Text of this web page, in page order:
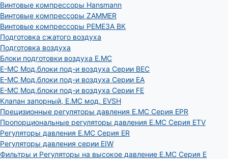
Винтовые компрессоры Hansmann
Винтовые компрессоры ZAMMER
Винтовые компрессоры РЕМЕЗА ВК
Подготовка сжатого воздуха
Подготовка воздуха
Блоки подготовки воздуха E.MC
E-MC Мод.блоки под-и воздуха Серии BEC
E-MC Мод.блоки под-и воздуха Серии EA
E-MC Мод.блоки под-и воздуха Серии FE
Клапан запорный, E.MC мод. EVSH
Прецизионные регуляторы давления E.MC Серия EPR
Пропорциональные регуляторы давления E.MC Серия ETV
Регуляторы давления E.MC Серия ER
Регуляторы давления серии EIW
Фильтры и Регуляторы на высокое давление E.MC Серия E